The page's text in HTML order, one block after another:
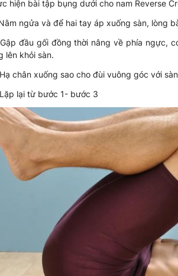
hiện bài tập bụng dưới cho nam Reverse
ngửa và để hai tay áp xuống sàn, lòng
đầu gối đồng thời nâng về phía ngực,
lên khỏi sàn.
chân xuống sao cho đùi vuông góc với
lại từ bước 1- bước 3